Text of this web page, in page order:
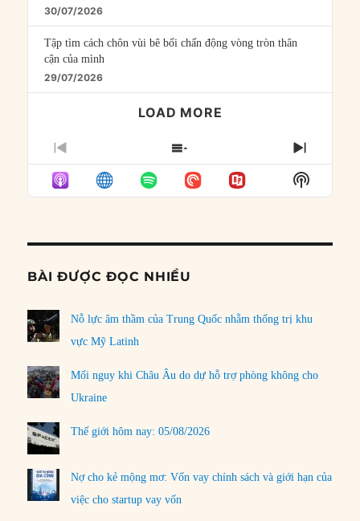
30/07/2026
Tập tìm cách chôn vùi bê bối chấn động vòng tròn thân
cận của mình
29/07/2026
LOAD MORE
PREVIOUS
EPISODE
SHOW
EPISODES
LIST
NEXT
Show
Podcast
BÀI ĐƯỢC ĐỌC NHIỀU
Nỗ lực âm thầm của Trung Quốc nhằm thống trị khu
vực Mỹ Latinh
Mối nguy khi Châu Âu do dự hỗ trợ phòng không cho
Ukraine
Thế giới hôm nay: 05/08/2026
Nợ cho kẻ mộng mơ: Vốn vay chính sách và giới hạn của
việc cho startup vay vốn